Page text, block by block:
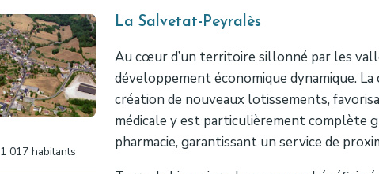
1 017 habitants
La Salvetat-Peyralès
Au cœur d’un territoire sillonné par les
développement économique dynamique.
création de nouveaux lotissements,
médicale y est particulièrement complète
pharmacie, garantissant un service de